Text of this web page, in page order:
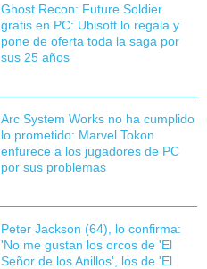
Ghost Recon: Future Soldier
gratis en PC: Ubisoft lo regala y
pone de oferta toda la saga por
sus 25 años
Arc System Works no ha cumplido
lo prometido: Marvel Tokon
enfurece a los jugadores de PC
por sus problemas
Peter Jackson (64), lo confirma:
'No me gustan los orcos de 'El
Señor de los Anillos', los de 'El